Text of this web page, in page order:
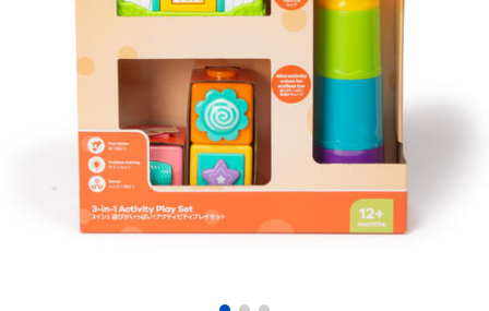
ตุ๊กตาและของสะสม
อุปกรณ์อิเล็คทรอนิกส์
เกมและพัซเซิล
ของเล่นเพื่อการเรียนรู้
กิจกรรมกลางแจ้งและกีฬา
Zuru ซูรู
playpop
Barbie บาร์บี้
14+ ปี